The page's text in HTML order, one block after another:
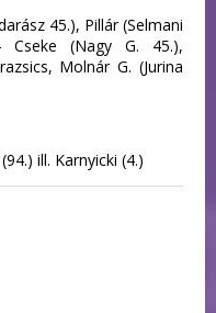
45.), Pillár (Selmani
Cseke (Nagy G. 45.),
Molnár G. (Jurina
ill. Karnyicki (4.)